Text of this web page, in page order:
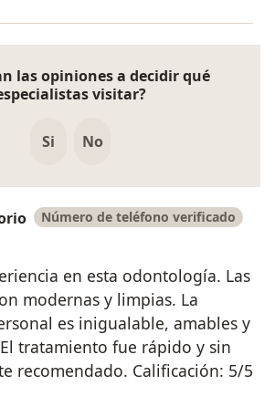
las opiniones a decidir qué
visitar?
Si No
Número de teléfono verificado
en esta odontología. Las
modernas y limpias. La
es inigualable, amables y
tratamiento fue rápido y sin
recomendado. Calificación: 5/5